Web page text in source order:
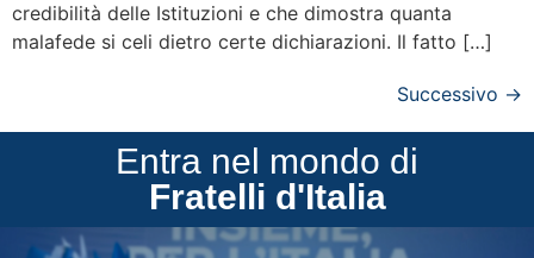
credibilità delle Istituzioni e che dimostra quanta
malafede si celi dietro certe dichiarazioni. Il fatto […]
Successivo →
Entra nel mondo di
Fratelli d'Italia